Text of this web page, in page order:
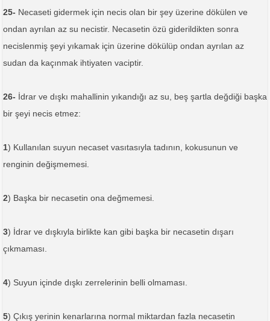
25- Necaseti gidermek için necis olan bir şey üzerine dökülen ve
ondan ayrılan az su necistir. Necasetin özü giderildikten sonra
necislenmiş şeyi yıkamak için üzerine dökülüp ondan ayrılan az
sudan da kaçınmak ihtiyaten vaciptir.
26- İdrar ve dışkı mahallinin yıkandığı az su, beş şartla değdiği başka
bir şeyi necis etmez:
1) Kullanılan suyun necaset vasıtasıyla tadının, kokusunun ve
renginin değişmemesi.
2) Başka bir necasetin ona değmemesi.
3) İdrar ve dışkıyla birlikte kan gibi başka bir necasetin dışarı
çıkmaması.
4) Suyun içinde dışkı zerrelerinin belli olmaması.
5) Çıkış yerinin kenarlarına normal miktardan fazla necasetin